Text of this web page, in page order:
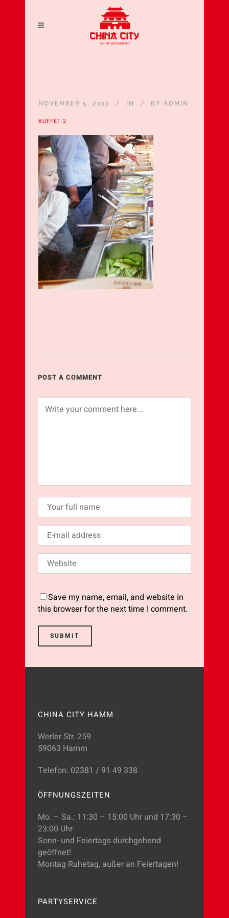
NOVEMBER 5, 2011 IN BY ADMIN
BUFFET-2
POST A COMMENT
Save my name, email, and website in
this browser for the next time I comment.
CHINA CITY HAMM
Werler Str. 259
59063 Hamm
Telefon: 02381 / 91 49 338
ÖFFNUNGSZEITEN
Mo. – Sa.: 11:30 – 15:00 Uhr und 17:30 –
23:00 Uhr
Sonn- und Feiertags durchgehend
geöffnet!
Montag Ruhetag, außer an Feiertagen!
PARTYSERVICE